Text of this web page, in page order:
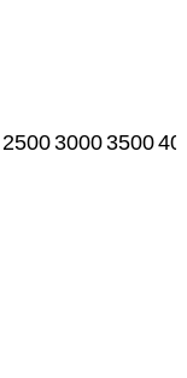
250030003500